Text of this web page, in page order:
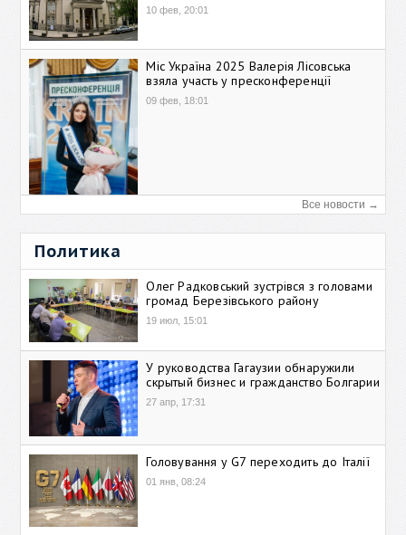
10 фев, 20:01
Міс Україна 2025 Валерія Лісовська
взяла участь у пресконференції
09 фев, 18:01
Все новости →
Политика
Олег Радковський зустрівся з головами
громад Березівського району
19 июл, 15:01
У руководства Гагаузии обнаружили
скрытый бизнес и гражданство Болгарии
27 апр, 17:31
Головування у G7 переходить до Італії
01 янв, 08:24